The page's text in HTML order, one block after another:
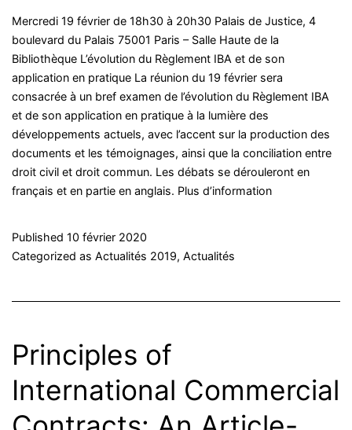
Mercredi 19 février de 18h30 à 20h30 Palais de Justice, 4
boulevard du Palais 75001 Paris – Salle Haute de la
Bibliothèque L’évolution du Règlement IBA et de son
application en pratique La réunion du 19 février sera
consacrée à un bref examen de l’évolution du Règlement IBA
et de son application en pratique à la lumière des
développements actuels, avec l’accent sur la production des
documents et les témoignages, ainsi que la conciliation entre
droit civil et droit commun. Les débats se dérouleront en
français et en partie en anglais. Plus d’information
Published 10 février 2020
Categorized as Actualités 2019, Actualités
Principles of
International Commercial